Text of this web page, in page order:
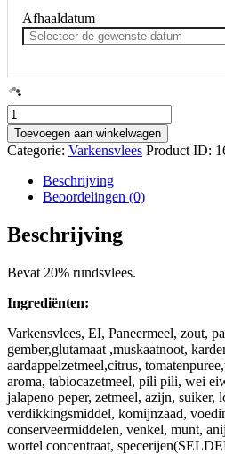
Afhaaldatum
Kaas
Deluxe
Burger
aantal
Toevoegen aan winkelwagen
Categorie: Varkensvlees Product ID:
Beschrijving
Beoordelingen (0)
Beschrijving
Bevat 20% rundsvlees.
Ingrediënten:
Varkensvlees, EI, Paneermeel, zout,
gember,glutamaat ,muskaatnoot,
aardappelzetmeel,citrus,
aroma, tabiocazetmeel, pili pili, wei
jalapeno peper, zetmeel, azijn, suiker,
verdikkingsmiddel, komijnzaad,
conserveermiddelen, venkel, munt,
wortel concentraat,